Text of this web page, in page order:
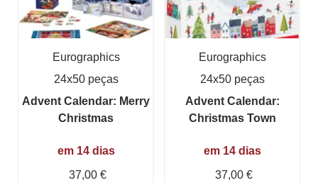
Eurographics
24x50 peças
Advent Calendar: Merry
Christmas
em 14 dias
37,00 €
Eurographics
24x50 peças
Advent Calendar:
Christmas Town
em 14 dias
37,00 €